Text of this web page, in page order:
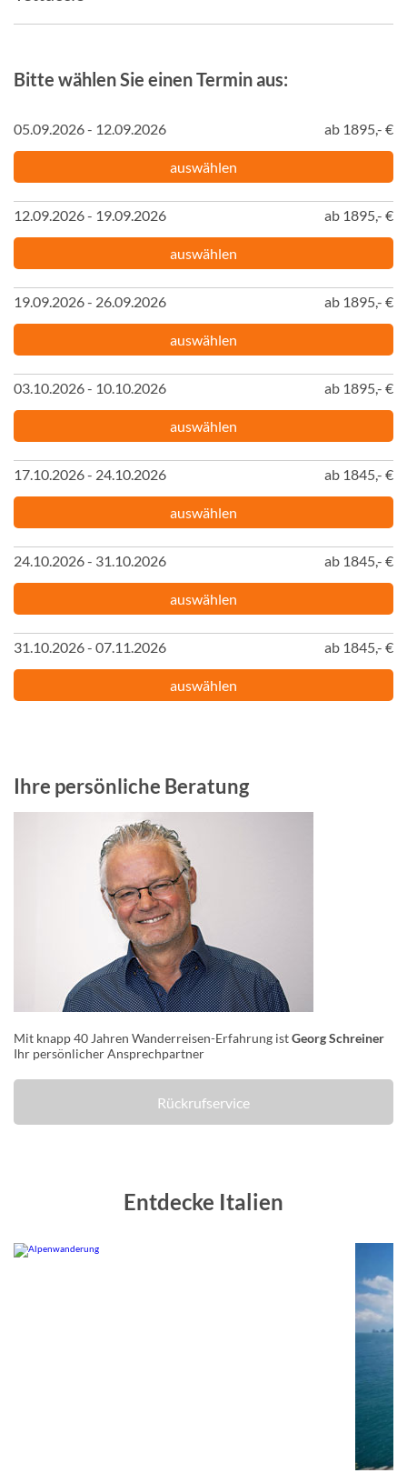
Bitte wählen Sie einen Termin aus:
05.09.2026 - 12.09.2026 ab 1895,- €
auswählen
12.09.2026 - 19.09.2026 ab 1895,- €
auswählen
19.09.2026 - 26.09.2026 ab 1895,- €
auswählen
03.10.2026 - 10.10.2026 ab 1895,- €
auswählen
17.10.2026 - 24.10.2026 ab 1845,- €
auswählen
24.10.2026 - 31.10.2026 ab 1845,- €
auswählen
31.10.2026 - 07.11.2026 ab 1845,- €
auswählen
Ihre persönliche Beratung
Mit knapp 40 Jahren Wanderreisen-Erfahrung istGeorg Schreiner
Ihr persönlicher Ansprechpartner
Rückrufservice
Entdecke Italien